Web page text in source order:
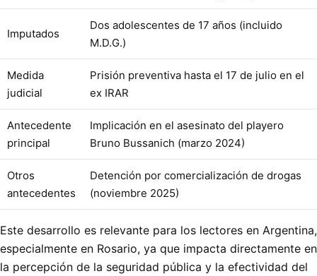
Imputados
Dos adolescentes de 17 años (incluido
M.D.G.)
Medida
judicial
Prisión preventiva hasta el 17 de julio en el
ex IRAR
Antecedente
principal
Implicación en el asesinato del playero
Bruno Bussanich (marzo 2024)
Otros
antecedentes
Detención por comercialización de drogas
(noviembre 2025)
Este desarrollo es relevante para los lectores en Argentina,
especialmente en Rosario, ya que impacta directamente en
la percepción de la seguridad pública y la efectividad del